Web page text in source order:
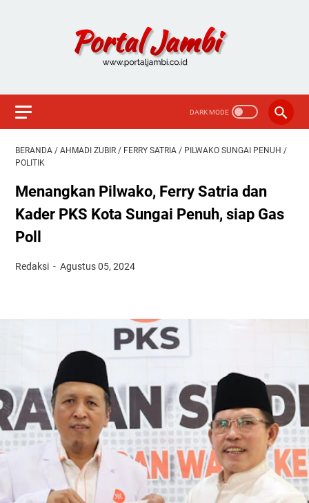
BERANDA / AHMADI ZUBIR / FERRY SATRIA / PILWAKO SUNGAI PENUH /
POLITIK
Menangkan Pilwako, Ferry Satria dan
Kader PKS Kota Sungai Penuh, siap Gas
Poll
Redaksi Agustus 05, 2024